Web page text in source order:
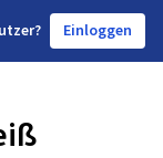
Einloggen